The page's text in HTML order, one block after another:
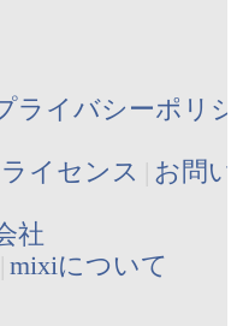
ライバシーポリ
ライセンス お問
社
mixiについて